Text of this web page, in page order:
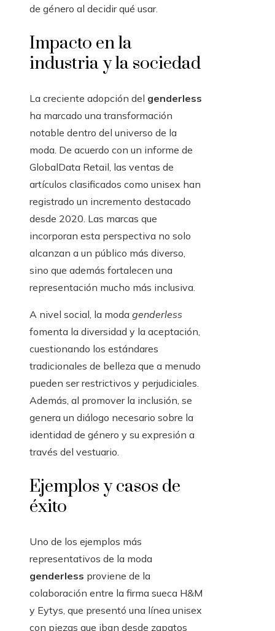
de género al decidir qué usar.
Impacto en la
industria y la sociedad
La creciente adopción del genderless
ha marcado una transformación
notable dentro del universo de la
moda. De acuerdo con un informe de
GlobalData Retail, las ventas de
artículos clasificados como unisex han
registrado un incremento destacado
desde 2020. Las marcas que
incorporan esta perspectiva no solo
alcanzan a un público más diverso,
sino que además fortalecen una
representación mucho más inclusiva.
A nivel social, la moda genderless
fomenta la diversidad y la aceptación,
cuestionando los estándares
tradicionales de belleza que a menudo
pueden ser restrictivos y perjudiciales.
Además, al promover la inclusión, se
genera un diálogo necesario sobre la
identidad de género y su expresión a
través del vestuario.
Ejemplos y casos de
éxito
Uno de los ejemplos más
representativos de la moda
genderless proviene de la
colaboración entre la firma sueca H&M
y Eytys, que presentó una línea unisex
con piezas que iban desde zapatos